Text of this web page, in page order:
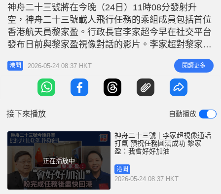
n
n
c
t
u
r
e
神舟二十三號將在今晚（24日）11時08分發射升
空，神舟二十三號載人飛行任務的乘組成員包括首位
香港航天員黎家盈。行政長官李家超今早在社交平台
發布日前與黎家盈視像對話的影片。李家超對黎家盈
擔任載荷專家參與國家載人航天飛行任務感到驕傲並
送上祝福，又問候黎家盈的訓練和生活狀況，希望黎
家盈以最佳條件為國家續寫航天事業輝煌篇章。黎家
盈表示，訓練雖然艱苦，但會全力以赴完成飛行任
港聞 2026-05-24 08:37 HKT 閱讀更多
接下來播放 自動播放
正在播放中
神舟二十三號｜李家超視像通話
打氣 預祝任務圓滿成功 黎家
盈：我會好好加油
港聞
2026-05-24 08:37 HKT